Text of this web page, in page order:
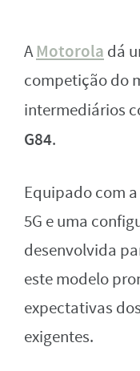
AMotorola dá
competição do
intermediários
G84.
Equipado com
5G e uma
desenvolvida
este modelo
expectativas
exigentes.